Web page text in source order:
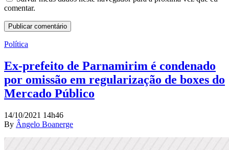
comentar.
Política
Ex-prefeito de Parnamirim é condenado
por omissão em regularização de boxes do
Mercado Público
14/10/2021 14h46
By Ângelo Boanerge